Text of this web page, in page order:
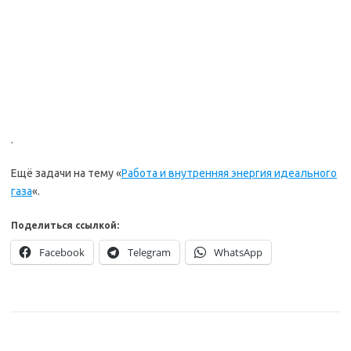
.
Ещё задачи на тему «Работа и внутренняя энергия идеального
газа«.
Поделиться ссылкой:
Facebook Telegram WhatsApp